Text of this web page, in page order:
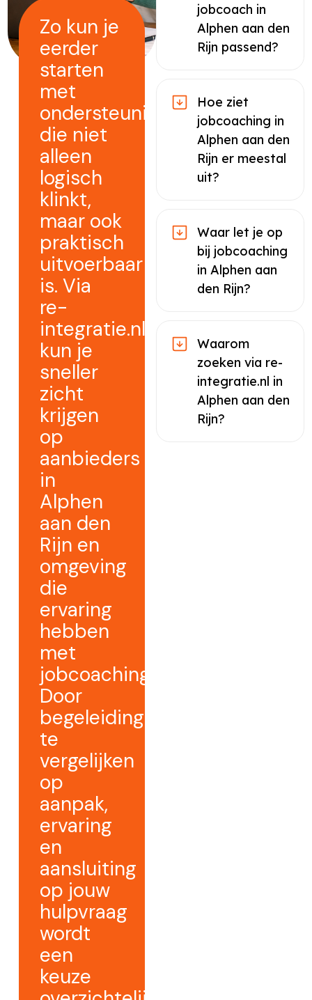
Zo kun je
eerder
starten
met
ondersteuning
die niet
alleen
logisch
klinkt,
maar ook
praktisch
uitvoerbaar
is. Via
re-
integratie.nl
kun je
sneller
zicht
krijgen
op
aanbieders
in
Alphen
aan den
Rijn en
omgeving
die
ervaring
hebben
met
jobcoaching.
Door
begeleiding
te
vergelijken
op
aanpak,
ervaring
en
aansluiting
op jouw
hulpvraag
wordt
een
keuze
jobcoach in
Alphen aan den
Rijn passend?
Hoe ziet
jobcoaching in
Alphen aan den
Rijn er meestal
uit?
Waar let je op
bij jobcoaching
in Alphen aan
den Rijn?
Waarom
zoeken via re-
integratie.nl in
Alphen aan den
Rijn?